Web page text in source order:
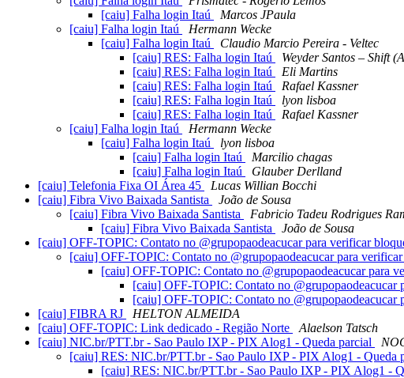
[caiu] Falha login Itaú
Marcos JPaula
[caiu] Falha login Itaú
Hermann Wecke
[caiu] Falha login Itaú
Claudio Marcio Pereira - Veltec
[caiu] RES: Falha login Itaú
Weyder Santos – Shift
[caiu] RES: Falha login Itaú
Eli Martins
[caiu] RES: Falha login Itaú
Rafael Kassner
[caiu] RES: Falha login Itaú
lyon lisboa
[caiu] RES: Falha login Itaú
Rafael Kassner
[caiu] Falha login Itaú
Hermann Wecke
[caiu] Falha login Itaú
lyon lisboa
[caiu] Falha login Itaú
Marcilio chagas
[caiu] Falha login Itaú
Glauber Derlland
[caiu] Telefonia Fixa OI Área 45
Lucas Willian Bocchi
[caiu] Fibra Vivo Baixada Santista
João de Sousa
[caiu] Fibra Vivo Baixada Santista
Fabricio Tadeu Rodrigues
[caiu] Fibra Vivo Baixada Santista
João de Sousa
[caiu] OFF-TOPIC: Contato no @grupopaodeacucar para verificar
[caiu] OFF-TOPIC: Contato no @grupopaodeacucar para
[caiu] OFF-TOPIC: Contato no @grupopaodeacucar para
[caiu] OFF-TOPIC: Contato no @grupopaodeacucar
[caiu] OFF-TOPIC: Contato no @grupopaodeacucar
[caiu] FIBRA RJ
HELTON ALMEIDA
[caiu] OFF-TOPIC: Link dedicado - Região Norte
Alaelson Tatsch
[caiu] NIC.br/PTT.br - Sao Paulo IXP - PIX Alog1 - Queda parcial
[caiu] RES: NIC.br/PTT.br - Sao Paulo IXP - PIX Alog1 - Queda
[caiu] RES: NIC.br/PTT.br - Sao Paulo IXP - PIX Alog1 -